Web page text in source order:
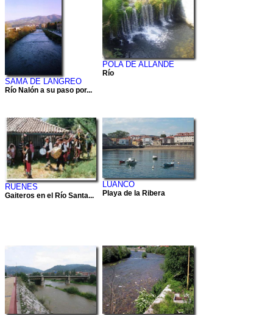
SAMA DE LANGREO
Río Nalón a su paso por...
POLA DE ALLANDE
Río
RUENES
Gaiteros en el Río Santa...
LUANCO
Playa de la Ribera